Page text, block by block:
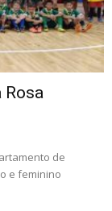
Rosa
de
e feminino